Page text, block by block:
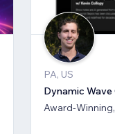
PA, US
Dynamic
Award-